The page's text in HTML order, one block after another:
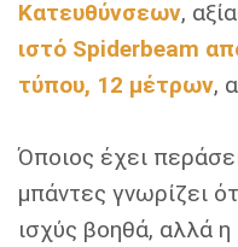
Κατευθύνσεων,
ιστό Spiderbeam
τύπου, 12 μέτρων,
Όποιος έχει
μπάντες γνωρίζει
ισχύς βοηθά, αλλά η